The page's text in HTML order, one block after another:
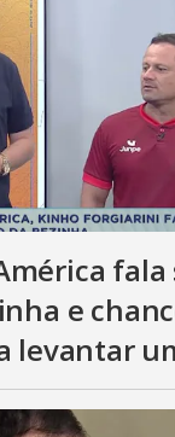
fala
e
levantar